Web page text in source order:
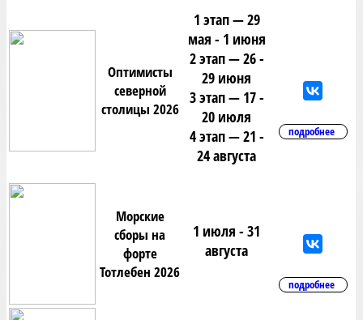
Оптимисты
северной
столицы 2026
1 этап — 29
мая - 1 июня
2 этап — 26 -
29 июня
3 этап — 17 -
20 июля
4 этап — 21 -
24 августа
подробнее
Морские
сборы на
форте
Тотлебен 2026
1 июля - 31
августа
подробнее